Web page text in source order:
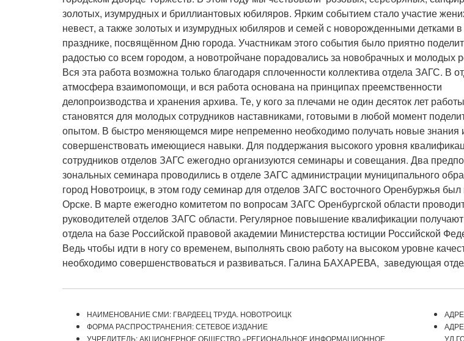
золотых, изумрудных и бриллиантовых юбиляров. Ярким событием стало участие
невест, а также золотых и изумрудных юбиляров и семей с новорожденными детками в
празднике, посвящённом Дню города. Участникам этого события было приятно
радостью со всем городом, а новотройчане порадовались за новобрачных и молодых
Вся эта работа возможна только благодаря сплоченности коллектива отдела ЗАГС. В
атмосфера взаимопомощи, и вся работа основана на принципах преемственности
делопроизводства и хранения архива. Те, у кого за плечами не один десяток лет
становятся для молодых сотрудников наставниками, готовыми в любой момент
опытом. В быстро меняющемся мире непременно необходимо получать новые знания
совершенствовать имеющиеся навыки. Для поддержания высокого уровня
сотрудников отделов ЗАГС ежегодно организуются семинары и совещания. Два
зональных семинара проводились в отделе ЗАГС администрации муниципального
город Новотроицк, в этом году семинар для отделов ЗАГС восточного Оренбуржья
Орске. В марте ежегодно комитетом по вопросам ЗАГС Оренбургской области
руководителей отделов ЗАГС области. Регулярное повышение квалификации получают
отдела на базе Российской правовой академии Министерства юстиции Российской
Ведь чтобы идти в ногу со временем, выполнять свою работу на высоком уровне
необходимо совершенствоваться и развиваться. Галина БАХАРЕВА, заведующая
НАИМЕНОВАНИЕ СМИ: ГВАРДЕЕЦ ТРУДА. НОВОТРОИЦК
ФОРМА РАСПРОСТРАНЕНИЯ: СЕТЕВОЕ ИЗДАНИЕ
УЧРЕДИТЕЛЬ: АКЦИОНЕРНОЕ ОБЩЕСТВО «РЕГИОНАЛЬНОЕ ИНФОРМАЦИОННОЕ